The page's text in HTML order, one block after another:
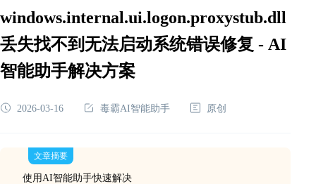
windows.internal.ui.logon.proxystub.dll
丢失找不到无法启动系统错误修复 - AI
智能助手解决方案
2026-03-16 毒霸AI智能助手 原创
文章摘要
使用AI智能助手快速解决